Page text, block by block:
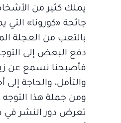
يملك كثير من
جائحة «كورونا» التي
بالتعب من العجلة
دفع البعض إلى
فأصبحنا نسمع عن
والتأمل، والحاجة إلى
ومن جملة هذا التوجه
تعرض دور النشر في